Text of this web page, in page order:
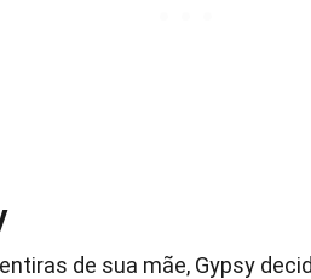
de sua mãe, Gypsy